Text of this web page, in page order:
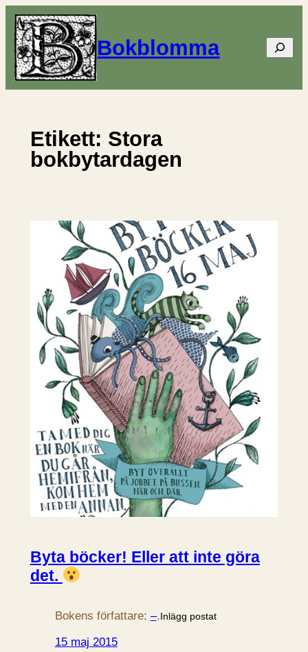
Hoppa
till
innehåll
Bokblomma Sök
Etikett: Stora
bokbytardagen
Byta böcker! Eller att inte göra
det.
Bokens författare: –.Inlägg postat
15 maj 2015